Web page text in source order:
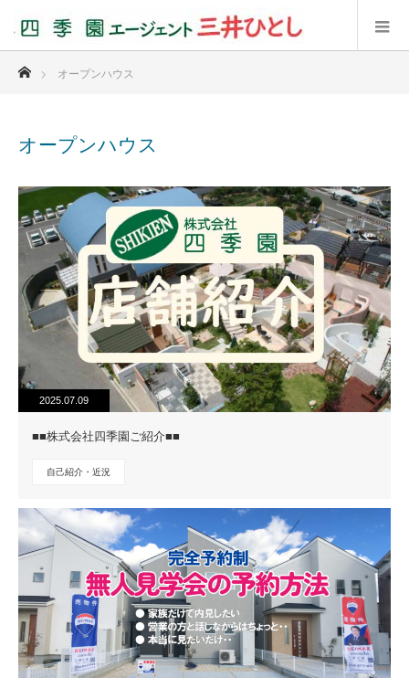
オープンハウス
オープンハウス
2025.07.09
■■株式会社四季園ご紹介■■
自己紹介・近況